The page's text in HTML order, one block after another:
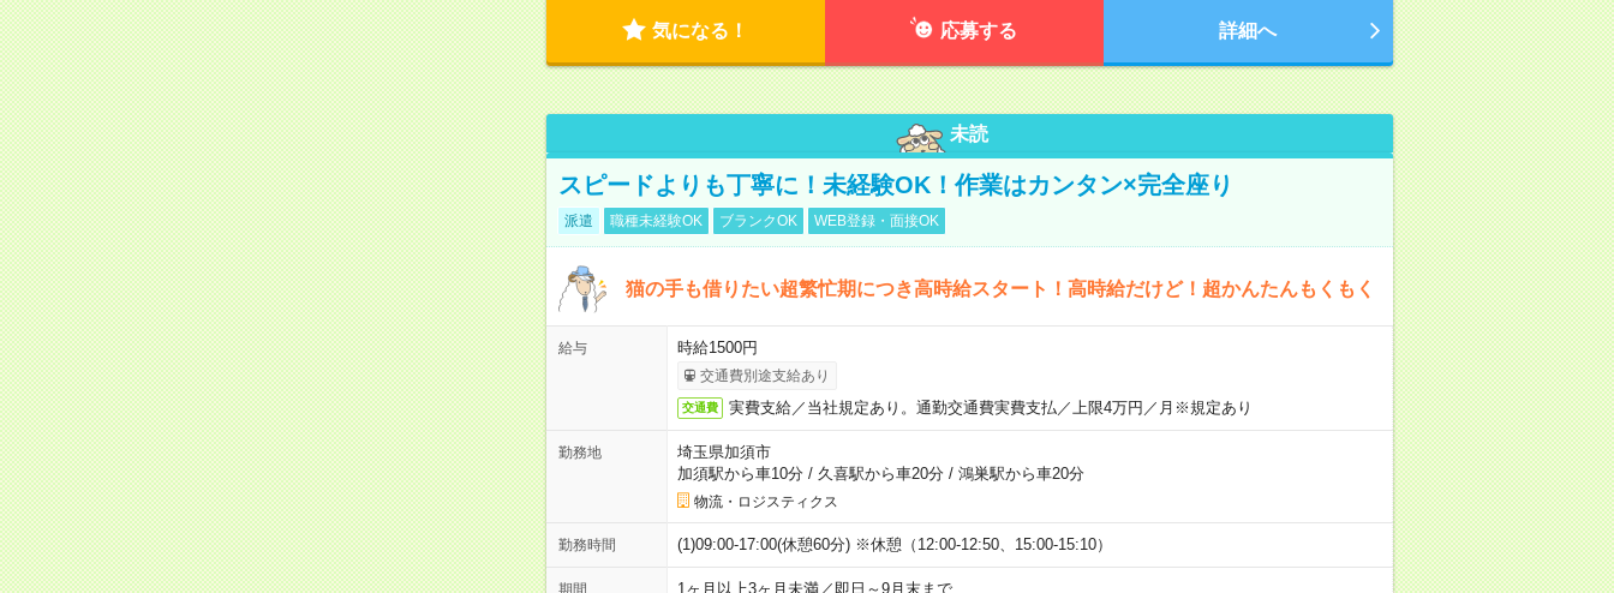
気になる！ 応募する 詳細へ
未読
スピードよりも丁寧に！未経験OK！作業はカンタン×完全座り
派遣 職種未経験OK ブランクOK WEB登録・面接OK
猫の手も借りたい超繁忙期につき高時給スタート！高時給だけど！超かんたんもくもく
給与 時給1500円
交通費別途支給あり
交通費 実費支給／当社規定あり。通勤交通費実費支払／上限4万円／月※規定あり
勤務地
埼玉県加須市
加須駅から車10分/ 久喜駅から車20分/ 鴻巣駅から車20分
物流・ロジスティクス
勤務時間 (1)09:00-17:00(休憩60分) ※休憩（12:00-12:50、15:00-15:10）
期間 1ヶ月以上3ヶ月未満／即日～9月末まで